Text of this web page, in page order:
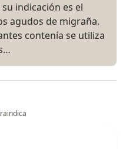
indicación es el
agudos de migraña.
contenía se utiliza